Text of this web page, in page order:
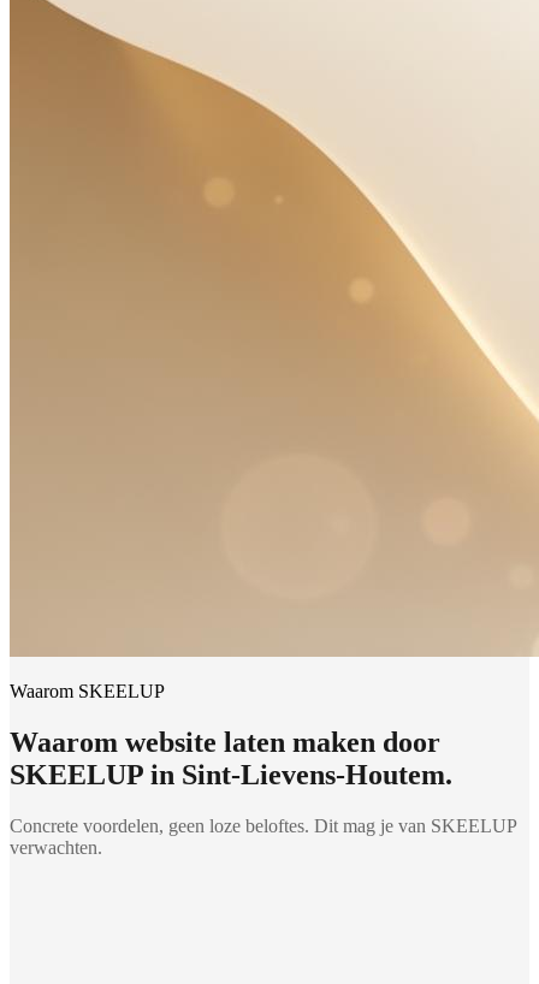
Waarom SKEELUP
Waarom website laten maken door
SKEELUP in Sint-Lievens-Houtem.
Concrete voordelen, geen loze beloftes. Dit mag je van SKEELUP
verwachten.